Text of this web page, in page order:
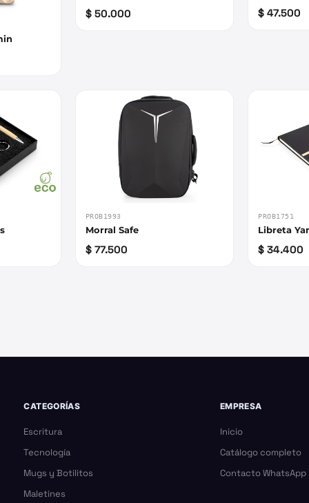
$ 50.000 $ 47.500
PROB1993
Morral Safe
$ 77.500
PROB1751
Libreta
$ 34.400
CATEGORÍAS
Escritura
Tecnología
Mugs y Botilitos
Maletines
EMPRESA
Inicio
Catálogo completo
Contacto WhatsApp